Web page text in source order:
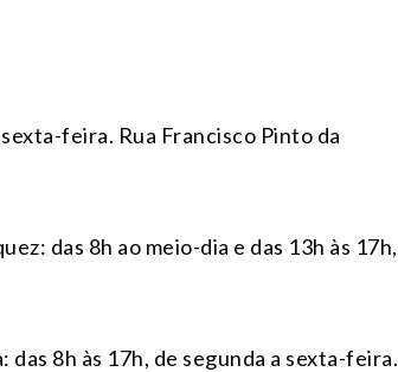
feira. Rua Francisco Pinto da
das 8h ao meio-dia e das 13h às 17h,
das 8h às 17h, de segunda a sexta-feira.